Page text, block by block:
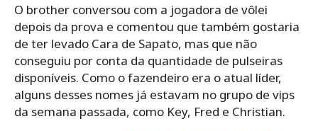
O brother conversou com a jogadora de vôlei
depois da prova e comentou que também gostaria
de ter levado Cara de Sapato, mas que não
conseguiu por conta da quantidade de pulseiras
disponíveis. Como o fazendeiro era o atual líder,
alguns desses nomes já estavam no grupo de vips
da semana passada, como Key, Fred e Christian.